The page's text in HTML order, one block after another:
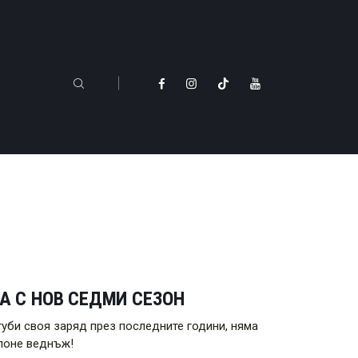
С НОВ СЕДМИ СЕЗОН
своя заряд през последните години, няма
веднъж!